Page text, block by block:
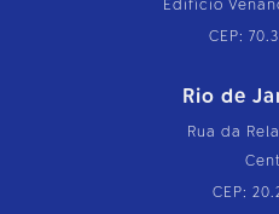
Edifício
CEP:
Rio de
Rua da
CEP: